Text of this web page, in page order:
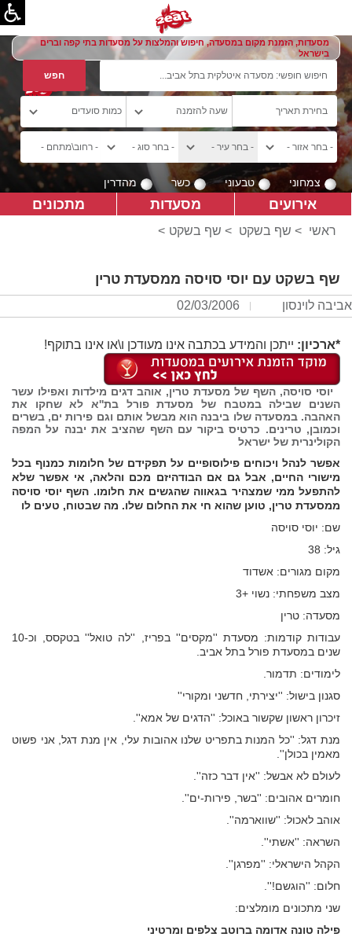
מסעדות, הזמנת מקום במסעדה, חיפוש והמלצות על מסעדות בתי קפה וברים
בישראל
צמחוני טבעוני כשר מהדרין
אירועים מסעדות מתכונים
ראשי > שף בשקט > שף בשקט >
שף בשקט עם יוסי סויסה ממסעדת טרין
אביבה לוינסון 02/03/2006
*ארכיון: ייתכן והמידע בכתבה אינו מעודכן ו\או אינו בתוקף!
יוסי סויסה, השף של מסעדת טרין, אוהב דגים מילדות ואפילו עשר
השנים שבילה במטבח של מסעדת פורל בת''א לא שחקו את
האהבה. במסעדה שלו ביבנה הוא מבשל אותם וגם פירות ים, בשרים
וכמובן, טרינים. כרטיס ביקור עם השף שהציב את יבנה על המפה
הקולינרית של ישראל
אפשר לנהל ויכוחים פילוסופיים על תפקידם של חלומות כמנוף בכל
מישורי החיים, אבל גם אם הבודהיזם מכם והלאה, אי אפשר שלא
להתפעל ממי שמצהיר בגאווה שהגשים את חלומו. השף יוסי סויסה
ממסעדת טרין, טוען שהוא חי את החלום שלו. מה שבטוח, טעים לו
שם: יוסי סויסה
גיל: 38
מקום מגורים: אשדוד
מצב משפחתי: נשוי +3
מסעדה: טרין
עבודות קודמות: מסעדת ''מקסים'' בפריז, ''לה טואל'' בטקסס, וכ-10
שנים במסעדת פורל בתל אביב.
לימודים: תדמור.
סגנון בישול: ''יצירתי, חדשני ומקורי''
זיכרון ראשון שקשור באוכל: ''הדגים של אמא''.
מנת דגל: ''כל המנות בתפריט שלנו אהובות עלי, אין מנת דגל, אני פשוט
מאמין בכולן''.
לעולם לא אבשל: ''אין דבר כזה''.
חומרים אהובים: ''בשר, פירות-ים''.
אוהב לאכול: ''שווארמה''.
השראה: ''אשתי''.
הקהל הישראלי: ''מפרגן''.
חלום: ''הוגשם!''.
שני מתכונים מומלצים:
פילה טונה אדומה ברוטב צלפים ומרטיני